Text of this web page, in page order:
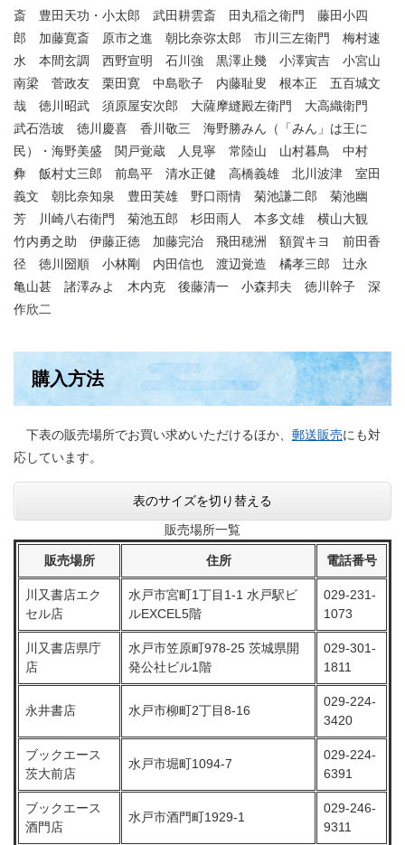
斎 豊田天功・小太郎 武田耕雲斎 田丸稲之衛門 藤田小四
郎 加藤寛斎 原市之進 朝比奈弥太郎 市川三左衛門 梅村速
水 本間玄調 西野宣明 石川強 黒澤止幾 小澤寅吉 小宮山
南梁 菅政友 栗田寛 中島歌子 内藤耻叟 根本正 五百城文
哉 徳川昭武 須原屋安次郎 大薩摩縫殿左衛門 大高織衛門
武石浩玻 徳川慶喜 香川敬三 海野勝みん（「みん」は王に
民）・海野美盛 関戸覚蔵 人見寧 常陸山 山村暮鳥 中村
彜 飯村丈三郎 前島平 清水正健 高橋義雄 北川波津 室田
義文 朝比奈知泉 豊田芙雄 野口雨情 菊池謙二郎 菊池幽
芳 川崎八右衛門 菊池五郎 杉田雨人 本多文雄 横山大観
竹内勇之助 伊藤正徳 加藤完治 飛田穂洲 額賀キヨ 前田香
径 徳川圀順 小林剛 内田信也 渡辺覚造 橘孝三郎 辻永
亀山甚 諸澤みよ 木内克 後藤清一 小森邦夫 徳川幹子 深
作欣二
購入方法
下表の販売場所でお買い求めいただけるほか、 郵送販売にも対
応しています。
表のサイズを切り替える
販売場所一覧
販売場所 住所 電話番号
川又書店エク
セル店
水戸市宮町1丁目1-1 水戸駅ビ
ルEXCEL5階
029-231-
1073
川又書店県庁
店
水戸市笠原町978-25 茨城県開
発公社ビル1階
029-301-
1811
永井書店 水戸市柳町2丁目8-16
029-224-
3420
ブックエース
茨大前店
水戸市堀町1094-7
029-224-
6391
ブックエース
酒門店
水戸市酒門町1929-1
029-246-
9311